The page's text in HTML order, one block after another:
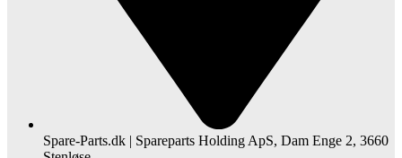
Spare-Parts.dk | Spareparts Holding ApS, Dam Enge 2, 3660